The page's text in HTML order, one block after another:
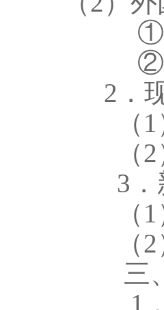
①
②
2．
（
（
3
（
（
三
1